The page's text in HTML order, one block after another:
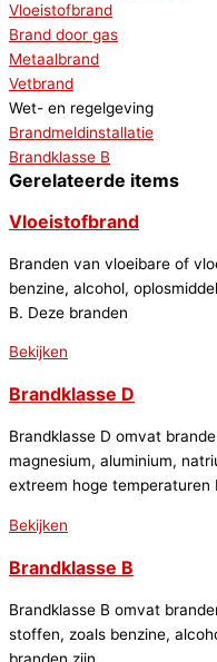
Vloeistofbrand
Brand door gas
Metaalbrand
Vetbrand
Wet- en regelgeving
Brandmeldinstallatie
Brandklasse B
Gerelateerde items
Vloeistofbrand
Branden van vloeibare of
benzine, alcohol,
B. Deze branden
Bekijken
Brandklasse D
Brandklasse D omvat
magnesium, aluminium,
extreem hoge temperaturen
Bekijken
Brandklasse B
Brandklasse B omvat
stoffen, zoals benzine,